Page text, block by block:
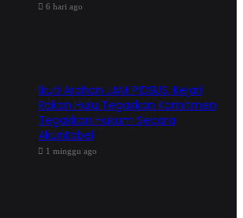
6 hari ago
Ikuti Arahan JAM PIDSUS, Kejari
Rokan Hulu Tegaskan Komitmen
Tegakkan Hukum Secara
Akuntabel
1 minggu ago